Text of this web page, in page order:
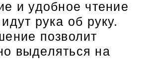
и удобное чтение
рука об руку.
позволит
выделяться на